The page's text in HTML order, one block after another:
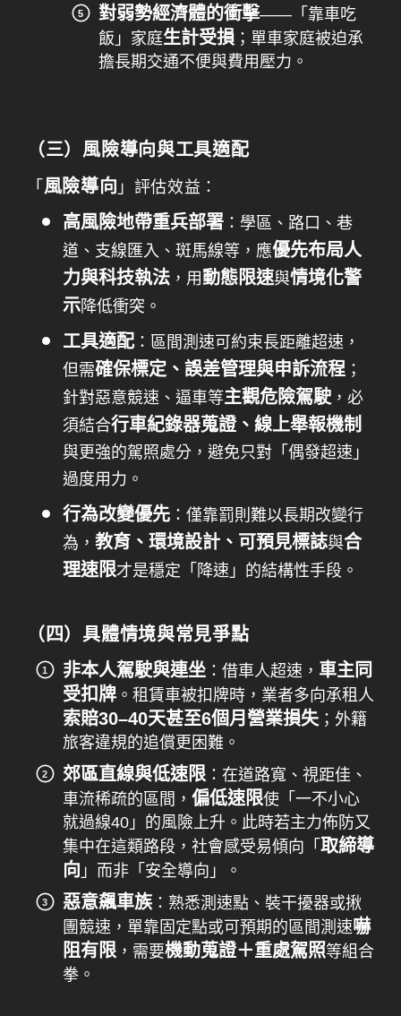
對弱勢經濟體的衝擊——「靠車吃
飯」家庭生計受損 ；單車家庭被迫承
擔長期交通不便與費用壓力。
（三）風險導向與工具適配
「 風險導向 」評估效益：
高風險地帶重兵部署 ：學區、路口、巷
道、支線匯入、斑馬線等，應優先布局人
力與科技執法 ，用動態限速與情境化警
示降低衝突。
工具適配 ：區間測速可約束長距離超速，
但需確保標定、誤差管理與申訴流程 ；
針對惡意競速、逼車等主觀危險駕駛 ，必
須結合行車紀錄器蒐證、線上舉報機制
與更強的駕照處分，避免只對「偶發超速」
過度用力。
行為改變優先 ：僅靠罰則難以長期改變行
為， 教育、環境設計、可預見標誌與合
理速限才是穩定「降速」的結構性手段。
（四）具體情境與常見爭點
非本人駕駛與連坐 ：借車人超速， 車主同
受扣牌 。租賃車被扣牌時，業者多向承租人
索賠30–40天甚至6個月營業損失 ；外籍
旅客違規的追償更困難。
郊區直線與低速限 ：在道路寬、視距佳、
車流稀疏的區間， 偏低速限使「一不小心
就過線40」的風險上升。此時若主力佈防又
集中在這類路段，社會感受易傾向「 取締導
向 」而非「安全導向」。
惡意飆車族 ：熟悉測速點、裝干擾器或揪
團競速，單靠固定點或可預期的區間測速嚇
阻有限 ，需要機動蒐證＋重處駕照等組合
拳。